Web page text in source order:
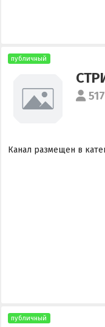
публичный
Канал размещен в
публичный